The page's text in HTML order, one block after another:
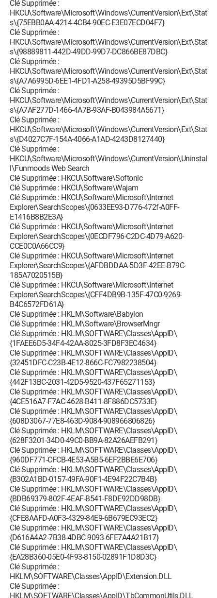
Clé Supprimée :
HKCU\Software\Microsoft\Windows\CurrentVersion\Ext\Stat
s\{75EBB0AA-4214-4CB4-90EC-E3E07ECD04F7}
Clé Supprimée :
HKCU\Software\Microsoft\Windows\CurrentVersion\Ext\Stat
s\{98889811-442D-49DD-99D7-DC866BE87DBC}
Clé Supprimée :
HKCU\Software\Microsoft\Windows\CurrentVersion\Ext\Stat
s\{A7A6995D-6EE1-4FD1-A258-49395D5BF99C}
Clé Supprimée :
HKCU\Software\Microsoft\Windows\CurrentVersion\Ext\Stat
s\{A7AF277D-1466-4A7B-93AF-B043984A5671}
Clé Supprimée :
HKCU\Software\Microsoft\Windows\CurrentVersion\Ext\Stat
s\{D4027C7F-154A-4066-A1AD-4243D8127440}
Clé Supprimée :
HKCU\Software\Microsoft\Windows\CurrentVersion\Uninstal
l\Funmoods Web Search
Clé Supprimée : HKCU\Software\Softonic
Clé Supprimée : HKCU\Software\Wajam
Clé Supprimée : HKCU\Software\Microsoft\Internet
Explorer\SearchScopes\{0633EE93-D776-472f-A0FF-
E1416B8B2E3A}
Clé Supprimée : HKCU\Software\Microsoft\Internet
Explorer\SearchScopes\{0ECDF796-C2DC-4D79-A620-
CCE0C0A66CC9}
Clé Supprimée : HKCU\Software\Microsoft\Internet
Explorer\SearchScopes\{AFDBDDAA-5D3F-42EE-B79C-
185A7020515B}
Clé Supprimée : HKCU\Software\Microsoft\Internet
Explorer\SearchScopes\{CFF4DB9B-135F-47C0-9269-
B4C6572FD61A}
Clé Supprimée : HKLM\Software\Babylon
Clé Supprimée : HKLM\Software\BrowserMngr
Clé Supprimée : HKLM\SOFTWARE\Classes\AppID\
{1FAEE6D5-34F4-42AA-8025-3FD8F3EC4634}
Clé Supprimée : HKLM\SOFTWARE\Classes\AppID\
{32451DFC-C23B-4E12-866C-FC7982238504}
Clé Supprimée : HKLM\SOFTWARE\Classes\AppID\
{442F13BC-2031-42D5-9520-437F65271153}
Clé Supprimée : HKLM\SOFTWARE\Classes\AppID\
{4CE516A7-F7AC-4628-B411-8F886DC5733E}
Clé Supprimée : HKLM\SOFTWARE\Classes\AppID\
{608D3067-77E8-463D-9084-908966806826}
Clé Supprimée : HKLM\SOFTWARE\Classes\AppID\
{628F3201-34D0-49C0-BB9A-82A26AEFB291}
Clé Supprimée : HKLM\SOFTWARE\Classes\AppID\
{960DF771-CFCB-4E53-A5B5-6EF2BBE6E706}
Clé Supprimée : HKLM\SOFTWARE\Classes\AppID\
{B302A1BD-0157-49FA-90F1-4E94F22C7B4B}
Clé Supprimée : HKLM\SOFTWARE\Classes\AppID\
{BDB69379-802F-4EAF-B541-F8DE92DD98DB}
Clé Supprimée : HKLM\SOFTWARE\Classes\AppID\
{CFE8AAFD-A0F3-4329-84E9-6B679EC93EC2}
Clé Supprimée : HKLM\SOFTWARE\Classes\AppID\
{D616A4A2-7B38-4DBC-9093-6FE7A4A21B17}
Clé Supprimée : HKLM\SOFTWARE\Classes\AppID\
{EA28B360-05E0-4F93-8150-02891F1D8D3C}
Clé Supprimée :
HKLM\SOFTWARE\Classes\AppID\Extension.DLL
Clé Supprimée :
HKLM\SOFTWARE\Classes\AppID\TbCommonUtils.DLL